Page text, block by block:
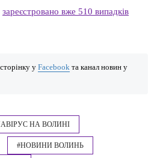
зареєстровано вже 510 випадків
у Facebook та канал новин у
НА ВОЛИНІ
#НОВИНИ ВОЛИНЬ